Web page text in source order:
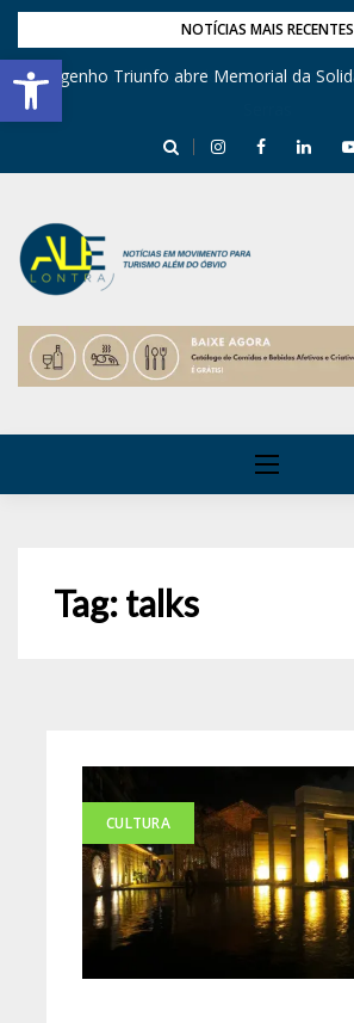
Barra de Ferramentas Aberta
NOTÍCIAS MAIS RECENTES
Engenho Triunfo abre Memorial da
Tag:talks
CULTURA